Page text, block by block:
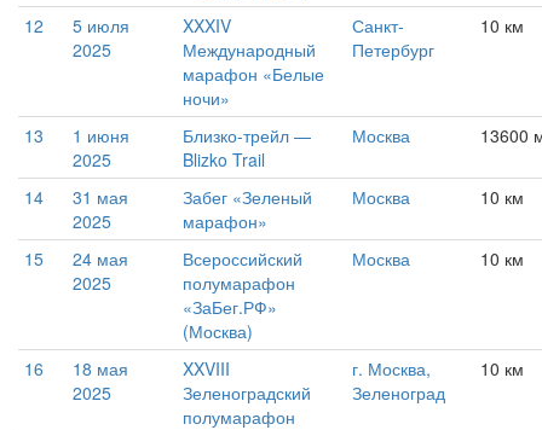
12
5 июля
2025
XXXIV
Международный
марафон «Белые
ночи»
Санкт-
Петербург
10 км
13
1 июня
2025
Близко-трейл —
Blizko Trail
Москва 13600
14
31 мая
2025
Забег «Зеленый
марафон»
Москва 10 км
15
24 мая
2025
Всероссийский
полумарафон
«ЗаБег.РФ»
(Москва)
Москва 10 км
16
18 мая
2025
XXVIII
Зеленоградский
полумарафон
г. Москва,
Зеленоград
10 км